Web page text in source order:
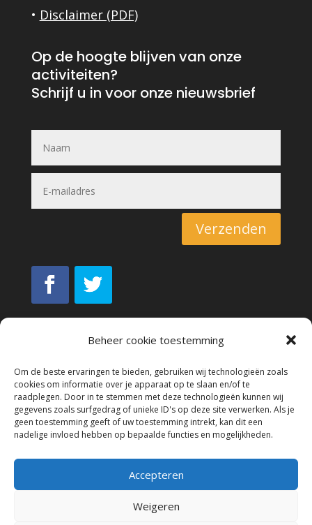
Beheer cookie toestemming
Om de beste ervaringen te bieden, gebruiken wij technologieën zoals
cookies om informatie over je apparaat op te slaan en/of te
raadplegen. Door in te stemmen met deze technologieën kunnen wij
gegevens zoals surfgedrag of unieke ID's op deze site verwerken. Als je
geen toestemming geeft of uw toestemming intrekt, kan dit een
nadelige invloed hebben op bepaalde functies en mogelijkheden.
Accepteren
Weigeren
• Disclaimer (PDF)
Op de hoogte blijven van onze
activiteiten?
Schrijf u in voor onze nieuwsbrief
Verzenden
© Copyright M3F Sport 2022 All
Rights Reserved.